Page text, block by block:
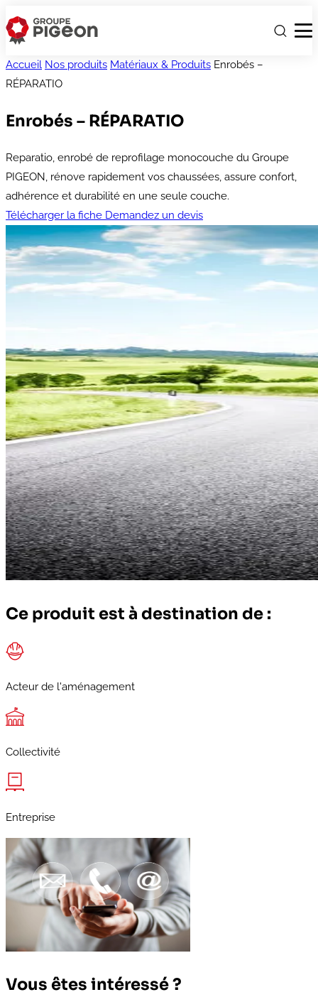
Accueil Nos produits Matériaux & Produits Enrobés –
RÉPARATIO
Enrobés – RÉPARATIO
Reparatio, enrobé de reprofilage monocouche du Groupe
PIGEON, rénove rapidement vos chaussées, assure confort,
adhérence et durabilité en une seule couche.
Télécharger la fiche Demandez un devis
Ce produit est à destination de :
Acteur de l'aménagement
Collectivité
Entreprise
Vous êtes intéressé ?